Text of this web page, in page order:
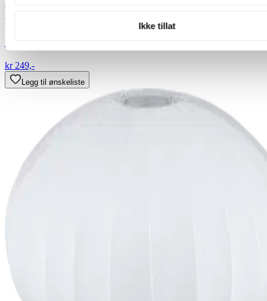
Ikke tillat
40% ved kjøp av 2 eller flere
Nova Life
kr 249,-
Legg til ønskeliste